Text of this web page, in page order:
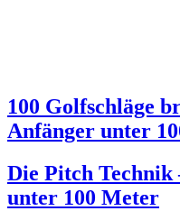
100 Golfschläge
Anfänger unter
Die Pitch Technik
unter 100 Meter